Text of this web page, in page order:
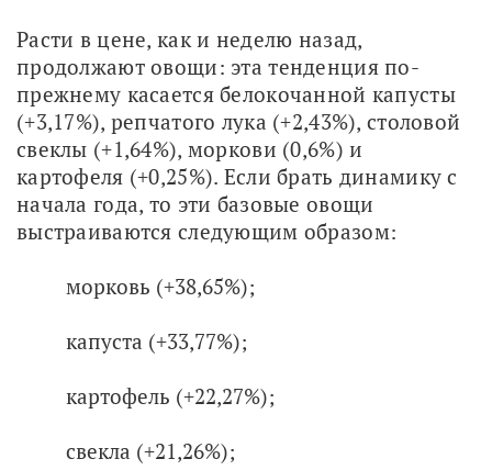
Расти в цене, как и неделю назад,
продолжают овощи: эта тенденция по-
прежнему касается белокочанной капусты
(+3,17%), репчатого лука (+2,43%), столовой
свеклы (+1,64%), моркови (0,6%) и
картофеля (+0,25%). Если брать динамику с
начала года, то эти базовые овощи
выстраиваются следующим образом:
морковь (+38,65%);
капуста (+33,77%);
картофель (+22,27%);
свекла (+21,26%);